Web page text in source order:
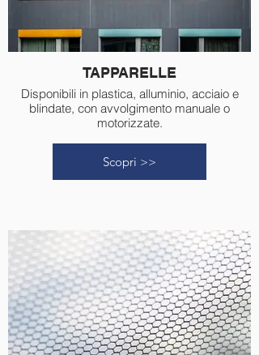
TAPPARELLE
Disponibili in plastica, alluminio, acciaio e
blindate, con avvolgimento manuale o
motorizzate.
Scopri >>